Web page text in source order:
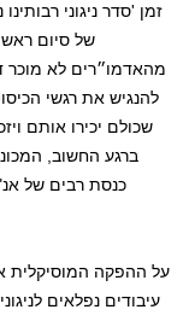
זמן 'סדר ניגוני רבותינו
של סיום
מהאדמו״רים לא מוכר
להנגיש את רגשי
שכולם יכירו אותם
ברגע החשוב,
כנסת רבים של
על ההפקה המוסיקלית
עיבודים נפלאים